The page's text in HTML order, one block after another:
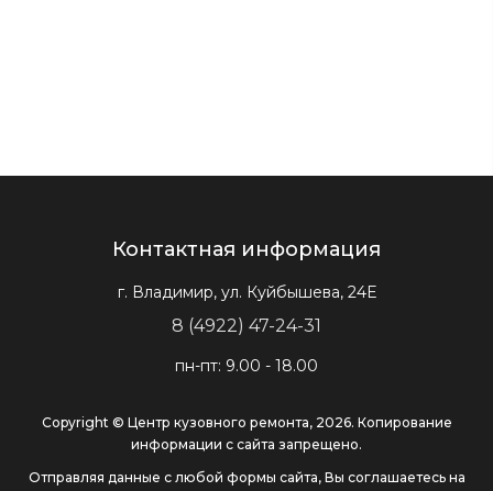
Контактная информация
г. Владимир, ул. Куйбышева, 24Е
8 (4922) 47-24-31
пн-пт: 9.00 - 18.00
Copyright © Центр кузовного ремонта, 2026. Копирование
информации с сайта запрещено.
Отправляя данные с любой формы сайта, Вы соглашаетесь на